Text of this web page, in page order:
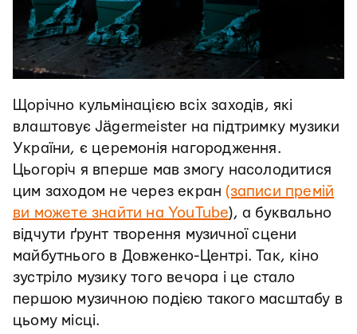
Щорічно кульмінацією всіх заходів, які
влаштовує Jägermeister на підтримку музики
України, є церемонія нагородження.
Цьогоріч я вперше мав змогу насолодитися
цим заходом не через екран(записи премій
ви можете знайти на YouTube), а буквально
відчути ґрунт творення музичної сцени
майбутнього в Довженко-Центрі. Так, кіно
зустріло музику того вечора і це стало
першою музичною подією такого масштабу в
цьому місці.